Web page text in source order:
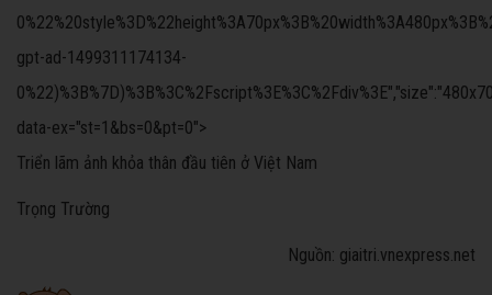
gpt-ad-1499311174134-
data-ex="st=1&bs=0&pt=0">
Triển lãm ảnh khỏa thân đầu tiên ở Việt Nam
Trọng Trường
Nguồn: giaitri.vnexpress.net